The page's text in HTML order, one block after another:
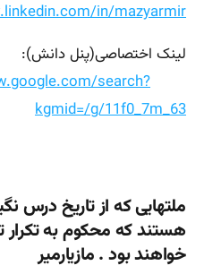
in/mazyarmir
لینک
search?
kgmid=/g/11f0_7m_63
ملتهایی که از تاریخ درس
هستند که محکوم به تکرار
خواهند بود . مازیارمیر